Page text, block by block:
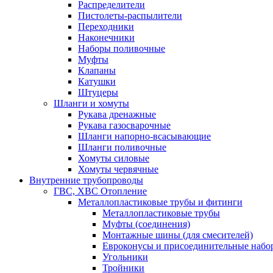
Распределители
Пистолеты-распылители
Переходники
Наконечники
Наборы поливочные
Муфты
Клапаны
Катушки
Штуцеры
Шланги и хомуты
Рукава дренажные
Рукава газосварочные
Шланги напорно-всасывающие
Шланги поливочные
Хомуты силовые
Хомуты червячные
Внутренние трубопроводы
ГВС, ХВС Отопление
Металлопластиковые трубы и фитинги
Металлопластиковые трубы
Муфты (соединения)
Монтажные шины (для смесителей)
Евроконусы и присоединительные
Угольники
Тройники